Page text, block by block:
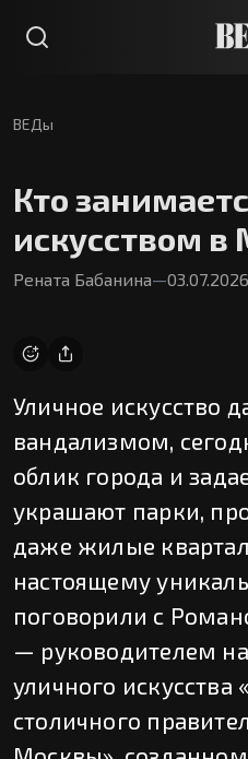
ВЕДы
Кто
искусством в
Рената Бабанина—03.07.2026
Уличное искусство
вандализмом,
облик города и
украшают парки,
даже жилые
настоящему
поговорили с
— руководителем
уличного искусства
столичного